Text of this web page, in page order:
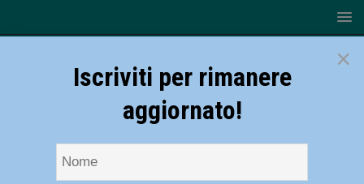
×
Iscriviti per rimanere
aggiornato!